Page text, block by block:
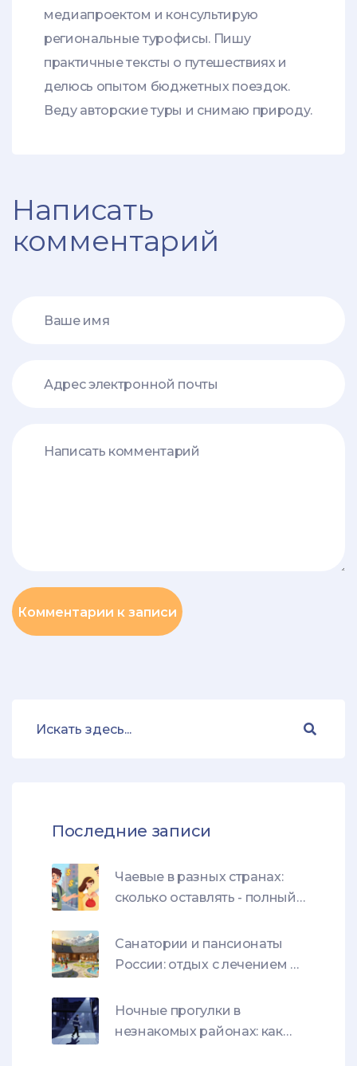
медиапроектом и консультирую
региональные турофисы. Пишу
практичные тексты о путешествиях и
делюсь опытом бюджетных поездок.
Веду авторские туры и снимаю природу.
Написать
комментарий
Комментарии к записи
Последние записи
Чаевые в разных странах:
сколько оставлять - полный
Санатории и пансионаты
России: отдых с лечением в
Ночные прогулки в
незнакомых районах: как